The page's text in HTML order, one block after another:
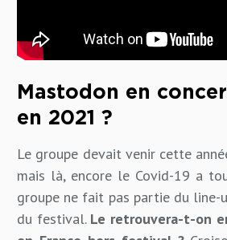
Mastodon en
en 2021 ?
Le groupe devait venir cette
mais là, encore le Covid-19 a
groupe ne fait pas partie du line-
du festival. Le retrouvera-t-on